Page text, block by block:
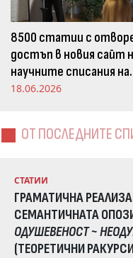
8500 статии с
достъп в новия сайт
научните списания на
Издателство „Аз-буки“
18.06.2026
ОТ ПОСЛЕДНИТЕ
СТАТИИ
ГРАМАТИЧНА
СЕМАНТИЧНАТА
ОДУШЕВЕНОСТ ~
(ТЕОРЕТИЧНИ